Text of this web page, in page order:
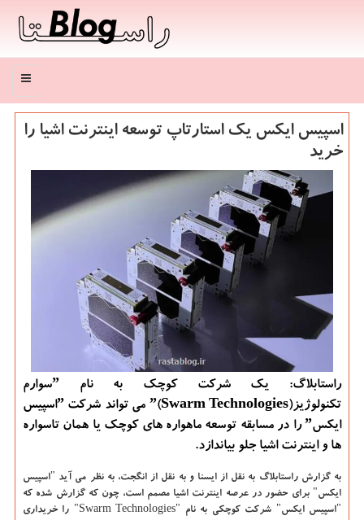
منو
اسپیس ایکس یک استارتاپ توسعه اینترنت اشیا را
خرید
راستابلاگ: یک شرکت کوچک به نام ˮسوارم
تکنولوژیزˮ(Swarm Technologies) می تواند شرکت ˮاسپیس
ایکسˮ را در مسابقه توسعه ماهواره های کوچک یا همان تاسواره
ها و اینترنت اشیا جلو بیاندازد.
به گزارش راستابلاگ به نقل از ایسنا و به نقل از انگجت،به نظر می آید "اسپیس
ایکس" برای حضور در عرصه اینترنت اشیا مصمم است، چون که گزارش شده که
"اسپیس ایکس" شرکت کوچکی به نام "Swarm Technologies" را خریداری